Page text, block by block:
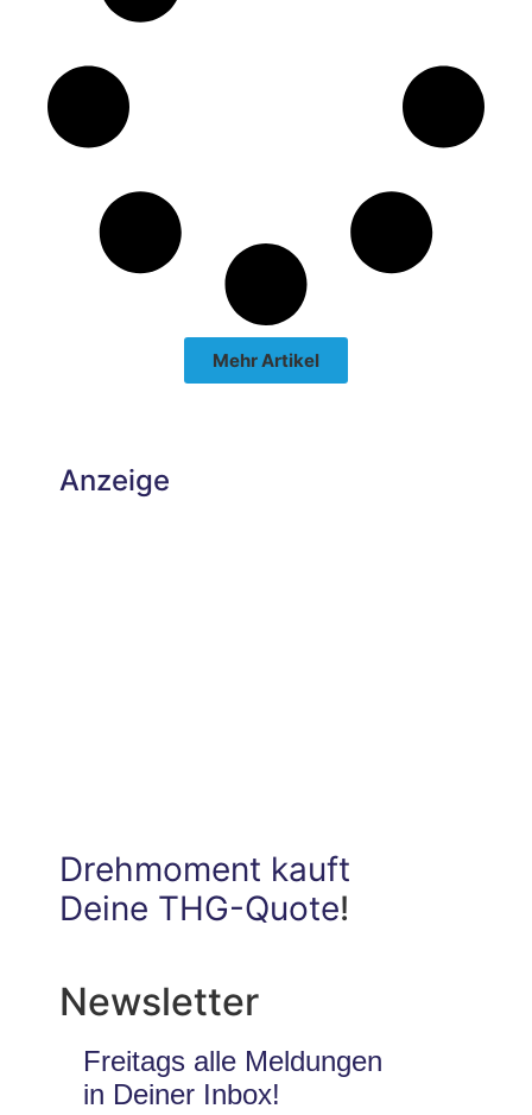
Mehr Artikel
Anzeige
Drehmoment kauft
Deine THG-Quote!
Newsletter
Freitags alle Meldungen
in Deiner Inbox!